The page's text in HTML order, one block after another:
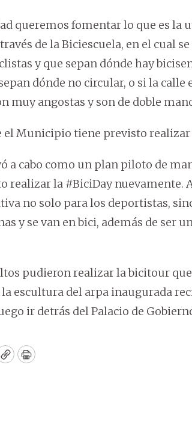
queremos fomentar lo que es la
de la Biciescuela, en el cual
y que sepan dónde hay
dónde no circular, o si la calle
muy angostas y son de doble
el Municipio tiene previsto
a cabo como un plan piloto de
realizar la #BiciDay nuevamente.
no solo para los deportistas,
y se van en bici, además de ser
pudieron realizar la bicitour
escultura del arpa inaugurada
ir detrás del Palacio de
CopyPrint